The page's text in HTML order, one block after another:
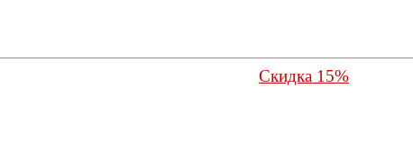
Скидка 15%